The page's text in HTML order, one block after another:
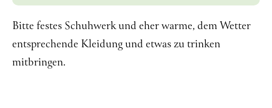
Bitte festes Schuhwerk und eher warme, dem Wetter
entsprechende Kleidung und etwas zu trinken
mitbringen.